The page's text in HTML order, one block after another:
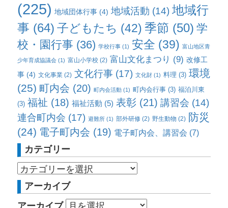
(225) 地域団体行事(4) 地域活動 (14) 地域行
事 (64) 子どもたち (42) 季節 (50) 学
校・園行事 (36) 学校行事(1) 安全 (39) 富山地区青
少年育成協議会(1) 富山小学校(2) 富山文化まつり (9) 改修工
事(4) 文化事業(2) 文化行事(17) 文化財(1) 料理 (3) 環境
(25) 町内会 (20) 町内会活動(1) 町内会行事(3) 福泊川東
(3) 福祉 (18) 福祉活動 (5) 表彰(21) 講習会 (14)
連合町内会 (17) 避難所(1) 部外研修(2) 野生動物 (2) 防災
(24) 電子町内会 (19) 電子町内会、講習会 (7)
カテゴリー
アーカイブ
アーカイブ